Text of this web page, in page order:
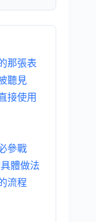
那張表
聽見
接使用
參戰
體做法
流程